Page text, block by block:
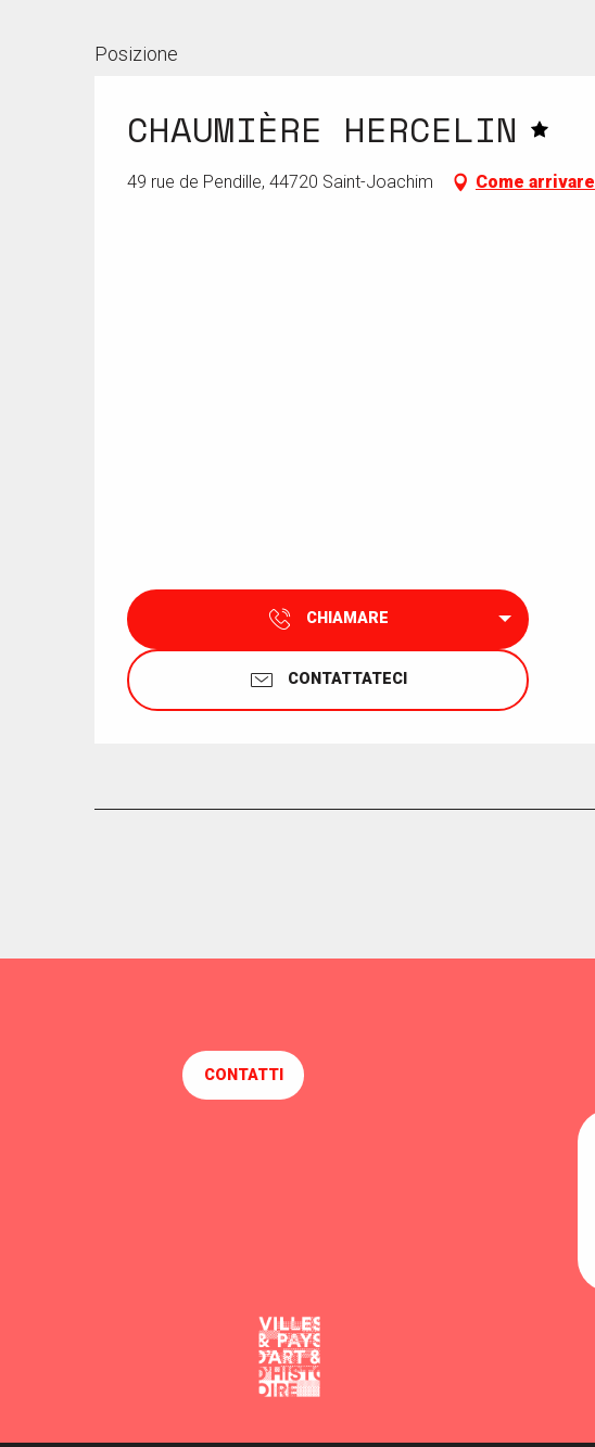
Posizione
CHAUMIÈRE HERCELIN
49 rue de Pendille, 44720 Saint-Joachim Come arrivare
CHIAMARE
CONTATTATECI
CONTATTI